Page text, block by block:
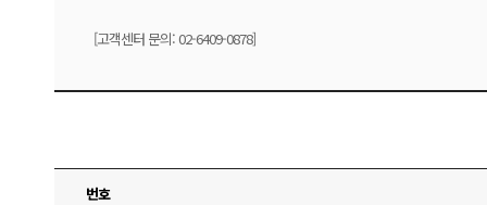
[고객센터 문의: 02-6409-0878]
번호